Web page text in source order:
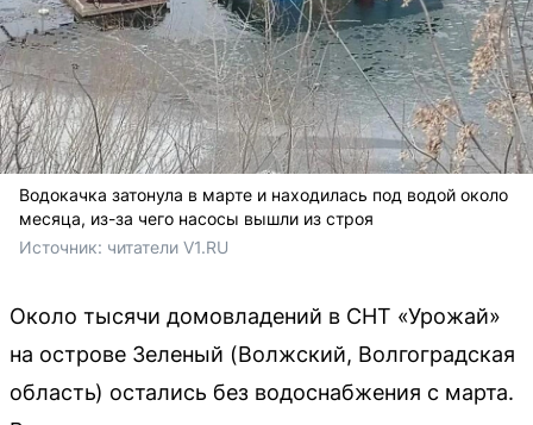
Водокачка затонула в марте и находилась под водой около
месяца, из-за чего насосы вышли из строя
Источник: читатели V1.RU
Около тысячи домовладений в СНТ «Урожай»
на острове Зеленый (Волжский, Волгоградская
область) остались без водоснабжения с марта.